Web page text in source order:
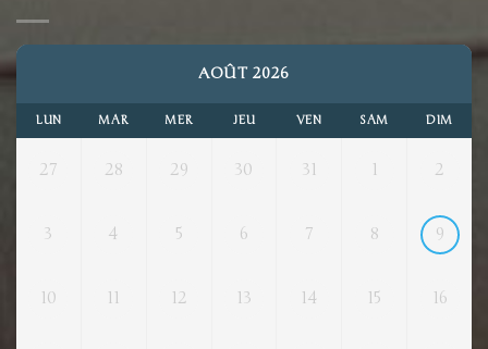
AOÛT 2026
LUN MAR MER JEU VEN SAM DIM
27 28 29 30 31 1 2
3 4 5 6 7 8 9
10 11 12 13 14 15 16